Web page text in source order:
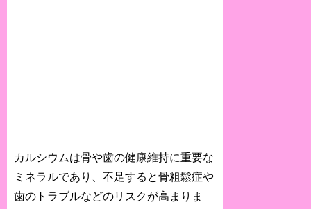
カルシウムは骨や歯の健康維持に重要な
ミネラルであり、不足すると骨粗鬆症や
歯のトラブルなどのリスクが高まりま